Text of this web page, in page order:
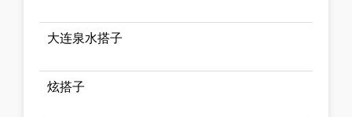
大连泉水搭子
炫搭子